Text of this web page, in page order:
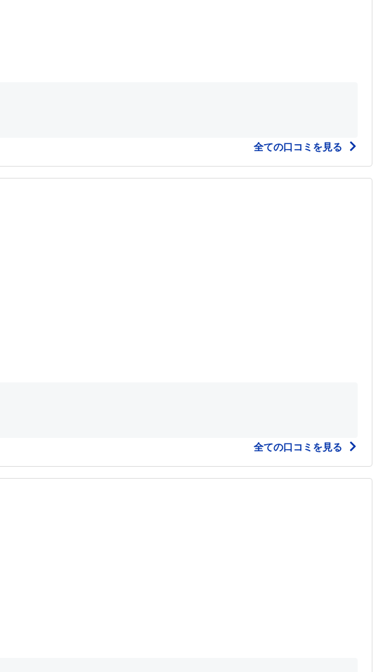
全ての口コミを見る
全ての口コミを見る